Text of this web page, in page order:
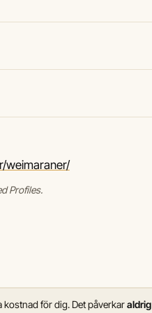
weimaraner/
Profiles.
kostnad för dig. Det påverkaraldrig